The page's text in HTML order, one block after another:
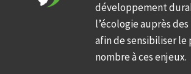
développement
l’écologie auprès
afin de sensibiliser le
nombre à ces enjeux.